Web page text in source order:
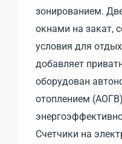
зонированием.
окнами на закат,
условия для
добавляет
оборудован
отоплением
Счетчики на